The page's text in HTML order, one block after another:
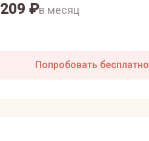
209 ₽в месяц
Попробовать бесплатно